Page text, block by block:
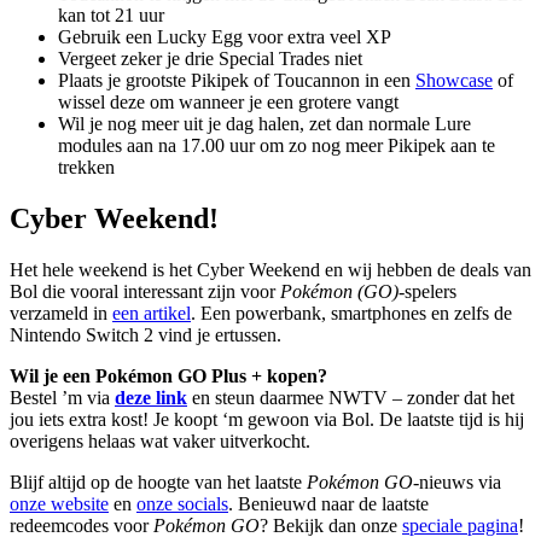
kan tot 21 uur
Gebruik een Lucky Egg voor extra veel XP
Vergeet zeker je drie Special Trades niet
Plaats je grootste Pikipek of Toucannon in een Showcase of
wissel deze om wanneer je een grotere vangt
Wil je nog meer uit je dag halen, zet dan normale Lure
modules aan na 17.00 uur om zo nog meer Pikipek aan te
trekken
Cyber Weekend!
Het hele weekend is het Cyber Weekend en wij hebben de deals van
Bol die vooral interessant zijn voor Pokémon (GO)-spelers
verzameld in een artikel. Een powerbank, smartphones en zelfs de
Nintendo Switch 2 vind je ertussen.
Wil je een Pokémon GO Plus + kopen?
Bestel ’m via deze link en steun daarmee NWTV – zonder dat het
jou iets extra kost! Je koopt ‘m gewoon via Bol. De laatste tijd is hij
overigens helaas wat vaker uitverkocht.
Blijf altijd op de hoogte van het laatste Pokémon GO-nieuws via
onze website en onze socials. Benieuwd naar de laatste
redeemcodes voor Pokémon GO? Bekijk dan onze speciale pagina!